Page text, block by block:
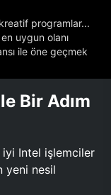
programlar...
uygun olanı
ile öne geçmek
Bir Adım
iyi Intel işlemciler
yeni nesil